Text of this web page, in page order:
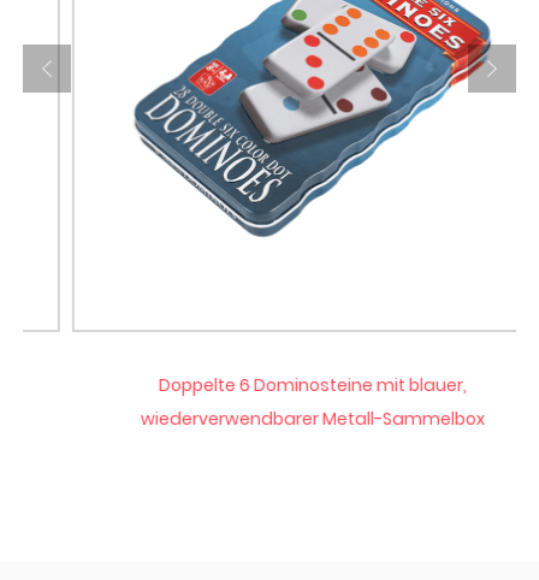
Doppelte 6 Dominosteine mit blauer,
wiederverwendbarer Metall-Sammelbox